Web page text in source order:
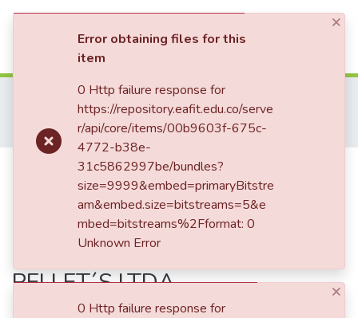
Communities & Collections
All of DSpace
Statistics
Trabajo de Grado
Ingeniería de Diseño de Producto (trabajo de grado)
Diseño de un producto para mobiliario urbano a partir del estudio de material plástico recuperado de la empresa PELLET´S LTDA.
Diseño de un producto para
mobiliario urbano a partir del
estudio de material plástico
recuperado de la empresa
PELLET´S LTDA.
×
Error obtaining files for this
item
0 Http failure response for
https://repository.eafit.edu.co/serve
r/api/core/items/00b9603f-675c-
4772-b38e-
31c5862997be/bundles?
size=9999&embed=primaryBitstre
am&embed.size=bitstreams=5&e
mbed=bitstreams%2Fformat: 0
Unknown Error
×
0 Http failure response for